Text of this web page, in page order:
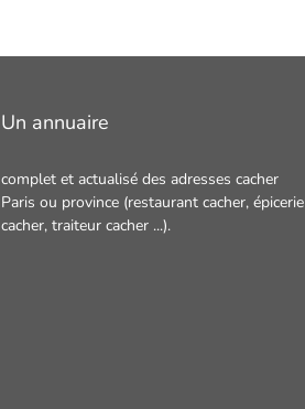
Un annuaire
complet et actualisé des adresses cacher
Paris ou province (restaurant cacher, épicerie
cacher, traiteur cacher ...).